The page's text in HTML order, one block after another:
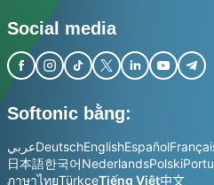
Social media
Softonic bằng:
عربيDeutschEnglishEspañol
日本語한국어NederlandsPolski
ภาษาไทยTürkçeTiếng Việt中文